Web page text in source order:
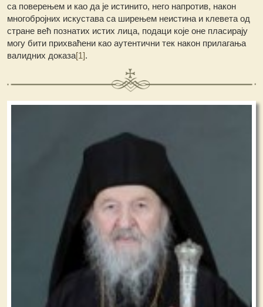
са поверењем и као да је истинито, него напротив, након
многобројних искустава са ширењем неистина и клевета од
стране већ познатих истих лица, подаци које оне пласирају
могу бити прихваћени као аутентични тек након прилагања
валидних доказа[1].